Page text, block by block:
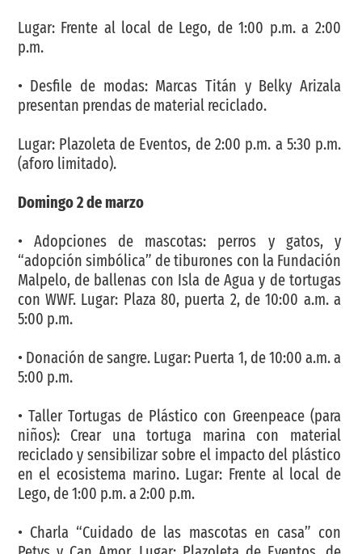
Lugar: Frente al local de Lego, de 1:00 p.m. a 2:00
p.m.
• Desfile de modas: Marcas Titán y Belky Arizala
presentan prendas de material reciclado.
Lugar: Plazoleta de Eventos, de 2:00 p.m. a 5:30 p.m.
(aforo limitado).
Domingo 2 de marzo
• Adopciones de mascotas: perros y gatos, y
“adopción simbólica” de tiburones con la Fundación
Malpelo, de ballenas con Isla de Agua y de tortugas
con WWF. Lugar: Plaza 80, puerta 2, de 10:00 a.m. a
5:00 p.m.
• Donación de sangre. Lugar: Puerta 1, de 10:00 a.m. a
5:00 p.m.
• Taller Tortugas de Plástico con Greenpeace (para
niños): Crear una tortuga marina con material
reciclado y sensibilizar sobre el impacto del plástico
en el ecosistema marino. Lugar: Frente al local de
Lego, de 1:00 p.m. a 2:00 p.m.
• Charla “Cuidado de las mascotas en casa” con